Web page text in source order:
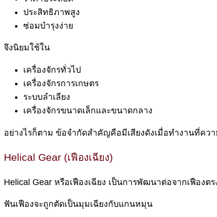
ประสิทธิภาพสูง
ซ่อมบำรุงง่าย
จึงนิยมใช้ใน
เครื่องจักรทั่วไป
เครื่องจักรการเกษตร
ระบบลำเลียง
เครื่องจักรขนาดเล็กและขนาดกลาง
อย่างไรก็ตาม ข้อจำกัดสำคัญคือมีเสียงดังเมื่อทำงานที่ควา
Helical Gear (เฟืองเฉียง)
Helical Gear หรือเฟืองเฉียง เป็นการพัฒนาต่อจากเฟืองตร
ฟันเฟืองจะถูกตัดเป็นมุมเฉียงกับแกนหมุน